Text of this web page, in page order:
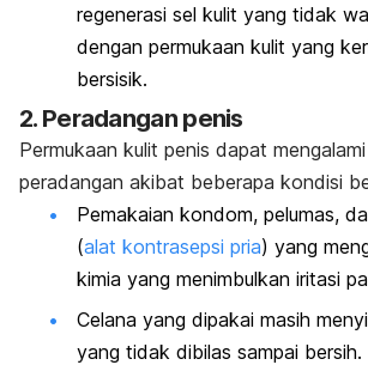
regenerasi sel kulit yang tidak
dengan permukaan kulit yang
bersisik.
2. Peradangan penis
Permukaan kulit penis dapat
peradangan akibat beberapa kondisi
Pemakaian kondom, pelumas,
(alat kontrasepsi pria) yang
kimia yang menimbulkan iritasi
Celana yang dipakai masih
yang tidak dibilas sampai bersih.